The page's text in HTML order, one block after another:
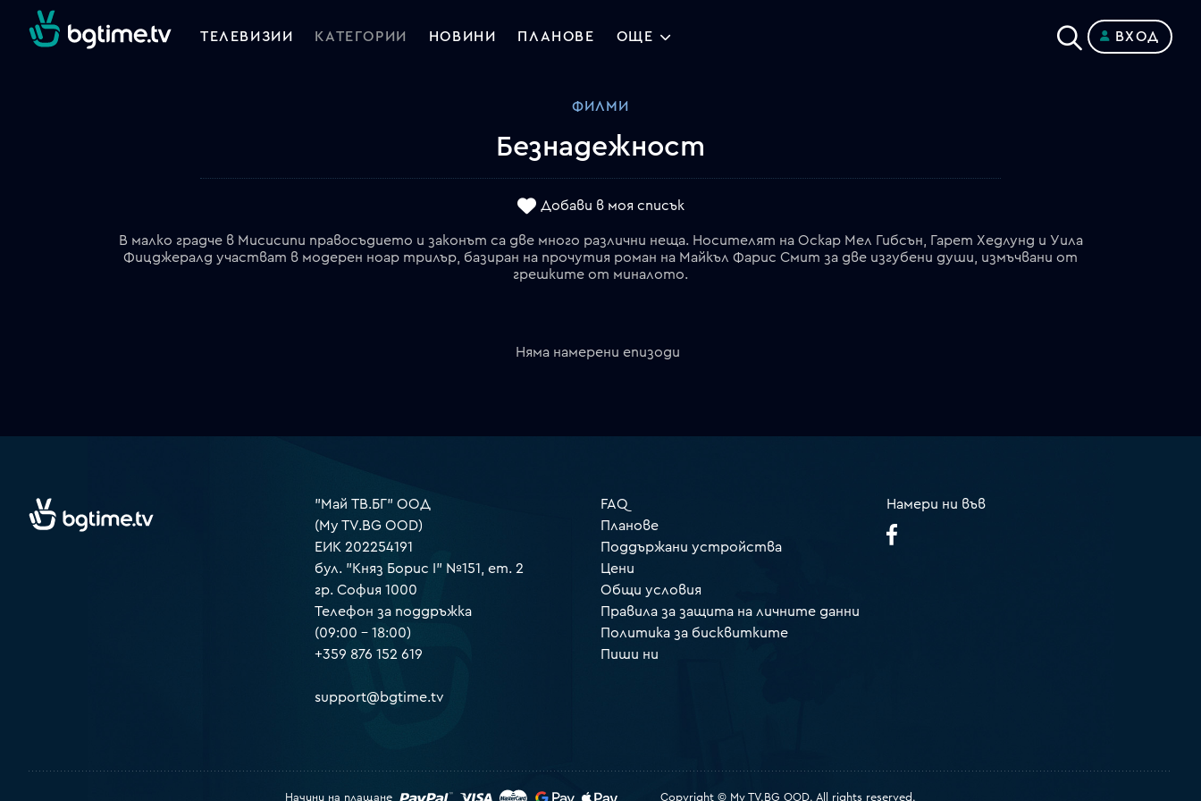
ТЕЛЕВИЗИИ КАТЕГОРИИ НОВИНИ ПЛАНОВЕ ОЩЕ ВХОД
ФИЛМИ
Безнадежност
Добави в моя списък
В малко градче в Мисисипи правосъдието и законът са две много различни неща. Носителят на Оскар Мел Гибсън, Гарет Хедлунд и Уила
Фицджералд участват в модерен ноар трилър, базиран на прочутия роман на Майкъл Фарис Смит за две изгубени души, измъчвани от
грешките от миналото.
Няма намерени епизоди
"Май ТВ.БГ" ООД
(My TV.BG OOD)
ЕИК 202254191
бул. "Княз Борис I" №151, ет. 2
гр. София 1000
Телефон за поддръжка
(09:00 – 18:00)
+359 876 152 619
support@bgtime.tv
FAQ
Планове
Поддържани устройства
Цени
Общи условия
Правила за защита на личните данни
Политика за бисквитките
Пиши ни
Намери ни във
Начини на плащане Copyright © My TV.BG OOD. All rights reserved.